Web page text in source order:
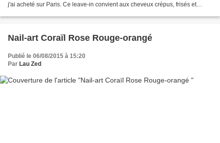
j'ai acheté sur Paris. Ce leave-in convient aux cheveux crépus, frisés et
Nail-art Coraïl Rose Rouge-orangé
Publié le 06/08/2015 à 15:20
Par Lau Zed